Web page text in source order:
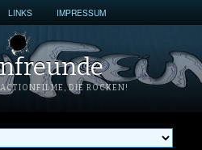
LINKS IMPRESSUM
DIE ROCKEN!